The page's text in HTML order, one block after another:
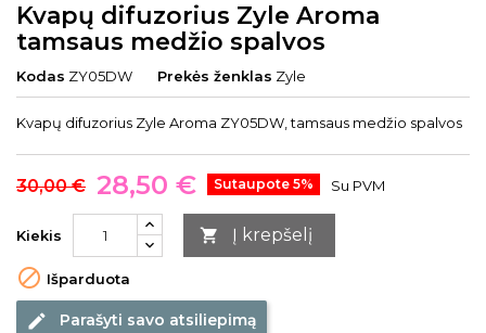
Kvapų difuzorius Zyle Aroma
tamsaus medžio spalvos
Kodas ZY05DW Prekės ženklas Zyle
Kvapų difuzorius Zyle Aroma ZY05DW, tamsaus medžio spalvos
30,00 € 28,50 € Sutaupote 5% Su PVM
Kiekis  Į krepšelį
 Išparduota
edit Parašyti savo atsiliepimą